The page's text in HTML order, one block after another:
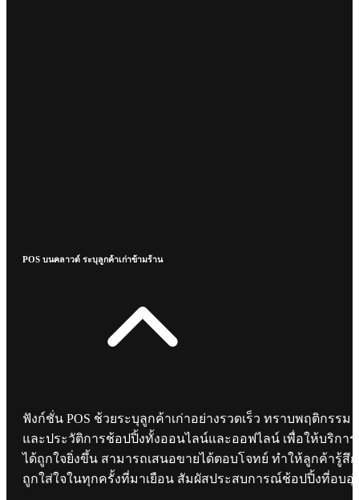
POS บนคลาวด์ ระบุลูกค้าเก่าข้ามร้าน
ฟังก์ชั่น POS ช้วยระบุลูกค้าเก่าอย่างรวดเร็ว ทราบพฤติกรรม
และประวัติการช้อปปิ้งทั้งออนไลน์และออฟไลน์ เพื่อให้บริการ
ได้ถูกใจยิ่งขึ้น สามารถเสนอขายได้ตอบโจทย์ ทำให้ลูกค้ารู้สึก
ถูกใส่ใจในทุกครั้งที่มาเยือน สัมผัสประสบการณ์ช้อปปิ้งที่อบอุ่